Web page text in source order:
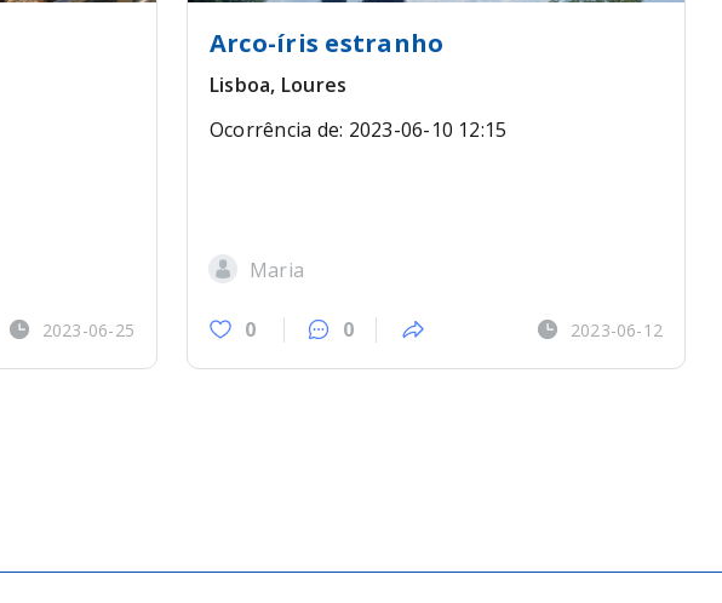
2023-06-25
Arco-íris estranho
Lisboa, Loures
Ocorrência de: 2023-06-10 12:15
Maria
0 0 2023-06-12